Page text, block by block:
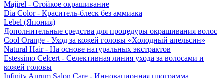
Majirel - Стойкое окрашивание
Dia Color - Краситель-блеск без аммиака
Lebel (Япония)
Дополнительные средства для процедуры окрашивания волос
Cool Orange - Уход за кожей головы «Холодный апельсин»
Natural Hair - На основе натуральных экстрактов
Estessimo Celcert - Селективная линия ухода за волосами и
кожей головы
Infinity Aurum Salon Care - Инновационная программа